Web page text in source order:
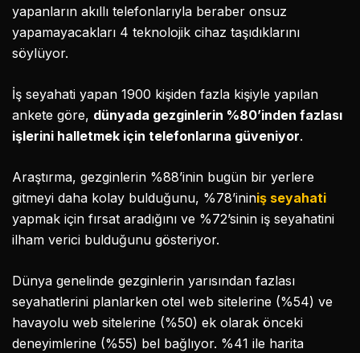
yapanların akıllı telefonlarıyla beraber onsuz
yapamayacakları 4 teknolojik cihaz taşıdıklarını
söylüyor.
İş seyahati yapan 1900 kişiden fazla kişiyle yapılan
ankete göre, dünyada gezginlerin %80’inden fazlası
işlerini halletmek için telefonlarına güveniyor.
Araştırma, gezginlerin %88’inin bugün bir yerlere
gitmeyi daha kolay bulduğunu, %78’ininiş seyahati
yapmak için fırsat aradığını ve %72’sinin iş seyahatini
ilham verici bulduğunu gösteriyor.
Dünya genelinde gezginlerin yarısından fazlası
seyahatlerini planlarken otel web sitelerine (%54) ve
havayolu web sitelerine (%50) ek olarak önceki
deneyimlerine (%55) bel bağlıyor. %41 ile harita